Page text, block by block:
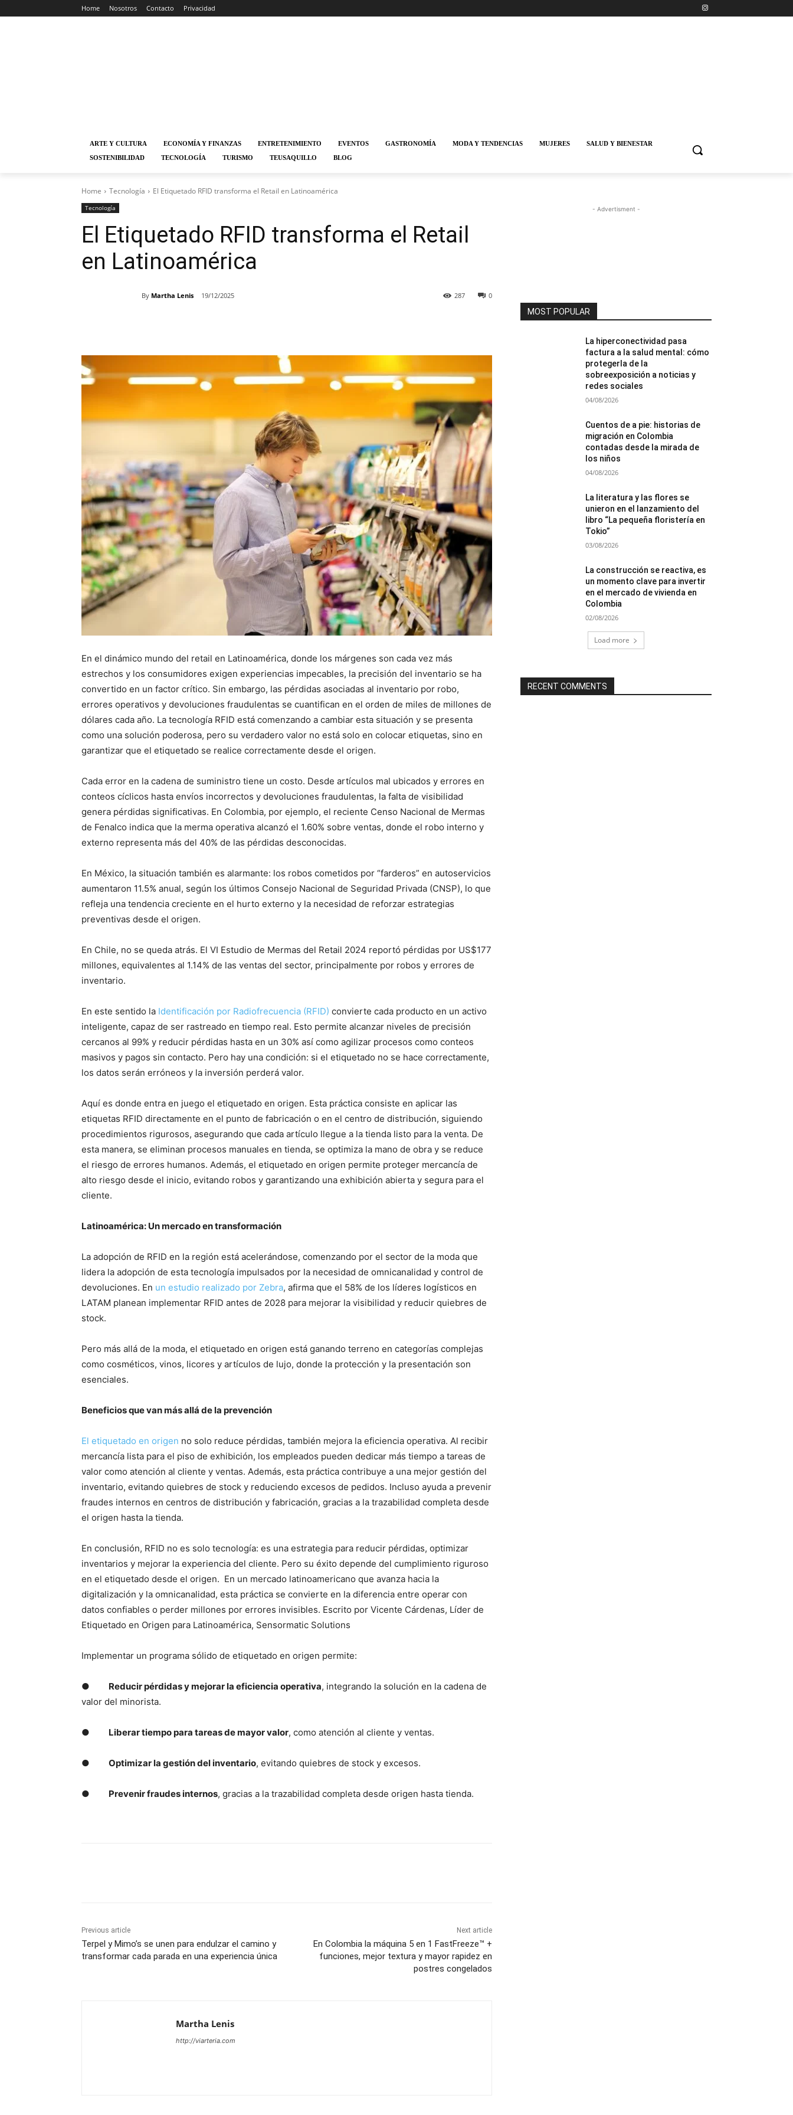
Home Nosotros Contacto Privacidad
ARTE Y CULTURA ECONOMÍA Y FINANZAS ENTRETENIMIENTO EVENTOS GASTRONOMÍA MODA Y TENDENCIAS MUJERES
SALUD Y BIENESTAR
SOSTENIBILIDAD
TECNOLOGÍA TURISMO TEUSAQUILLO BLOG
Home Tecnología El Etiquetado RFID transforma el Retail en Latinoamérica
Tecnología
El Etiquetado RFID transforma el Retail
en Latinoamérica
By Martha Lenis 19/12/2025 0
287
En el dinámico mundo del retail en Latinoamérica, donde los márgenes son cada vez más
estrechos y los consumidores exigen experiencias impecables, la precisión del inventario se ha
convertido en un factor crítico. Sin embargo, las pérdidas asociadas al inventario por robo,
errores operativos y devoluciones fraudulentas se cuantifican en el orden de miles de millones de
dólares cada año. La tecnología RFID está comenzando a cambiar esta situación y se presenta
como una solución poderosa, pero su verdadero valor no está solo en colocar etiquetas, sino en
garantizar que el etiquetado se realice correctamente desde el origen.
Cada error en la cadena de suministro tiene un costo. Desde artículos mal ubicados y errores en
conteos cíclicos hasta envíos incorrectos y devoluciones fraudulentas, la falta de visibilidad
genera pérdidas significativas. En Colombia, por ejemplo, el reciente Censo Nacional de Mermas
de Fenalco indica que la merma operativa alcanzó el 1.60% sobre ventas, donde el robo interno y
externo representa más del 40% de las pérdidas desconocidas.
En México, la situación también es alarmante: los robos cometidos por “farderos” en autoservicios
aumentaron 11.5% anual, según los últimos Consejo Nacional de Seguridad Privada (CNSP), lo que
refleja una tendencia creciente en el hurto externo y la necesidad de reforzar estrategias
preventivas desde el origen.
En Chile, no se queda atrás. El VI Estudio de Mermas del Retail 2024 reportó pérdidas por US$177
millones, equivalentes al 1.14% de las ventas del sector, principalmente por robos y errores de
inventario.
En este sentido la Identificación por Radiofrecuencia (RFID) convierte cada producto en un activo
inteligente, capaz de ser rastreado en tiempo real. Esto permite alcanzar niveles de precisión
cercanos al 99% y reducir pérdidas hasta en un 30% así como agilizar procesos como conteos
masivos y pagos sin contacto. Pero hay una condición: si el etiquetado no se hace correctamente,
los datos serán erróneos y la inversión perderá valor.
Aquí es donde entra en juego el etiquetado en origen. Esta práctica consiste en aplicar las
etiquetas RFID directamente en el punto de fabricación o en el centro de distribución, siguiendo
procedimientos rigurosos, asegurando que cada artículo llegue a la tienda listo para la venta. De
esta manera, se eliminan procesos manuales en tienda, se optimiza la mano de obra y se reduce
el riesgo de errores humanos. Además, el etiquetado en origen permite proteger mercancía de
alto riesgo desde el inicio, evitando robos y garantizando una exhibición abierta y segura para el
cliente.
Latinoamérica: Un mercado en transformación
La adopción de RFID en la región está acelerándose, comenzando por el sector de la moda que
lidera la adopción de esta tecnología impulsados por la necesidad de omnicanalidad y control de
devoluciones. En un estudio realizado por Zebra, afirma que el 58% de los líderes logísticos en
LATAM planean implementar RFID antes de 2028 para mejorar la visibilidad y reducir quiebres de
stock.
Pero más allá de la moda, el etiquetado en origen está ganando terreno en categorías complejas
como cosméticos, vinos, licores y artículos de lujo, donde la protección y la presentación son
esenciales.
Beneficios que van más allá de la prevención
El etiquetado en origen no solo reduce pérdidas, también mejora la eficiencia operativa. Al recibir
mercancía lista para el piso de exhibición, los empleados pueden dedicar más tiempo a tareas de
valor como atención al cliente y ventas. Además, esta práctica contribuye a una mejor gestión del
inventario, evitando quiebres de stock y reduciendo excesos de pedidos. Incluso ayuda a prevenir
fraudes internos en centros de distribución y fabricación, gracias a la trazabilidad completa desde
el origen hasta la tienda.
En conclusión, RFID no es solo tecnología: es una estrategia para reducir pérdidas, optimizar
inventarios y mejorar la experiencia del cliente. Pero su éxito depende del cumplimiento riguroso
en el etiquetado desde el origen. En un mercado latinoamericano que avanza hacia la
digitalización y la omnicanalidad, esta práctica se convierte en la diferencia entre operar con
datos confiables o perder millones por errores invisibles. Escrito por Vicente Cárdenas, Líder de
Etiquetado en Origen para Latinoamérica, Sensormatic Solutions
Implementar un programa sólido de etiquetado en origen permite:
● Reducir pérdidas y mejorar la eficiencia operativa, integrando la solución en la cadena de
valor del minorista.
● Liberar tiempo para tareas de mayor valor, como atención al cliente y ventas.
● Optimizar la gestión del inventario, evitando quiebres de stock y excesos.
● Prevenir fraudes internos, gracias a la trazabilidad completa desde origen hasta tienda.
Previous article
Terpel y Mimo’s se unen para endulzar el camino y
transformar cada parada en una experiencia única
Next article
En Colombia la máquina 5 en 1 FastFreeze™ +
funciones, mejor textura y mayor rapidez en
postres congelados
Martha Lenis
http://viarteria.com
- Advertisment -
MOST POPULAR
La hiperconectividad pasa
factura a la salud mental: cómo
protegerla de la
sobreexposición a noticias y
redes sociales
04/08/2026
Cuentos de a pie: historias de
migración en Colombia
contadas desde la mirada de
los niños
04/08/2026
La literatura y las flores se
unieron en el lanzamiento del
libro “La pequeña floristería en
Tokio”
03/08/2026
La construcción se reactiva, es
un momento clave para invertir
en el mercado de vivienda en
Colombia
02/08/2026
Load more
RECENT COMMENTS